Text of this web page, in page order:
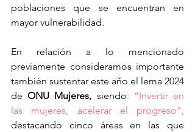
poblaciones que se encuentran en
mayor vulnerabilidad.
En relación a lo mencionado
previamente consideramos importante
también sustentar este año el lema 2024
de ONU Mujeres, siendo: “Invertir en
las mujeres, acelerar el progreso”,
destacando cinco áreas en las que